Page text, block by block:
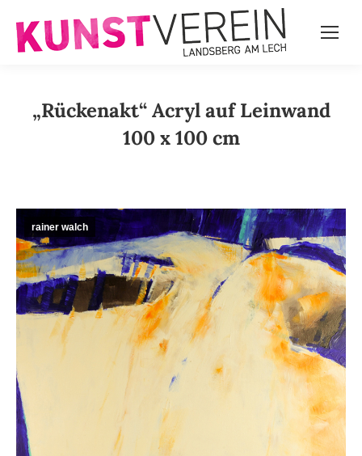
„Rückenakt“ Acryl auf Leinwand
100 x 100 cm
rainer walch